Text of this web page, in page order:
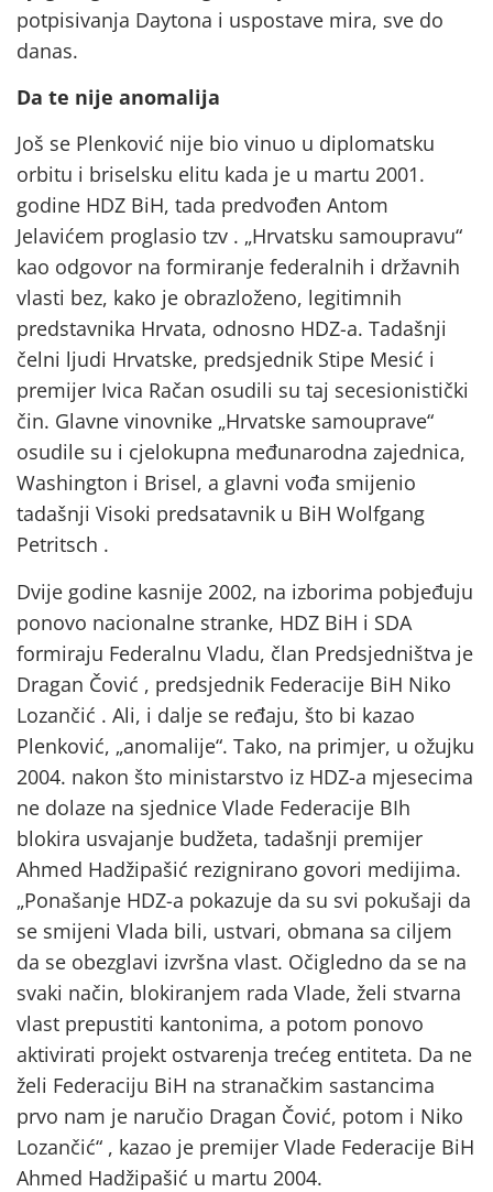
potpisivanja Daytona i uspostave mira, sve do
danas.
Da te nije anomalija
Još se Plenković nije bio vinuo u diplomatsku
orbitu i briselsku elitu kada je u martu 2001.
godine HDZ BiH, tada predvođen Antom
Jelavićem proglasio tzv . „Hrvatsku samoupravu“
kao odgovor na formiranje federalnih i državnih
vlasti bez, kako je obrazloženo, legitimnih
predstavnika Hrvata, odnosno HDZ-a. Tadašnji
čelni ljudi Hrvatske, predsjednik Stipe Mesić i
premijer Ivica Račan osudili su taj secesionistički
čin. Glavne vinovnike „Hrvatske samouprave“
osudile su i cjelokupna međunarodna zajednica,
Washington i Brisel, a glavni vođa smijenio
tadašnji Visoki predsatavnik u BiH Wolfgang
Petritsch .
Dvije godine kasnije 2002, na izborima pobjeđuju
ponovo nacionalne stranke, HDZ BiH i SDA
formiraju Federalnu Vladu, član Predsjedništva je
Dragan Čović , predsjednik Federacije BiH Niko
Lozančić . Ali, i dalje se ređaju, što bi kazao
Plenković, „anomalije“. Tako, na primjer, u ožujku
2004. nakon što ministarstvo iz HDZ-a mjesecima
ne dolaze na sjednice Vlade Federacije BIh
blokira usvajanje budžeta, tadašnji premijer
Ahmed Hadžipašić rezignirano govori medijima.
„Ponašanje HDZ-a pokazuje da su svi pokušaji da
se smijeni Vlada bili, ustvari, obmana sa ciljem
da se obezglavi izvršna vlast. Očigledno da se na
svaki način, blokiranjem rada Vlade, želi stvarna
vlast prepustiti kantonima, a potom ponovo
aktivirati projekt ostvarenja trećeg entiteta. Da ne
želi Federaciju BiH na stranačkim sastancima
prvo nam je naručio Dragan Čović, potom i Niko
Lozančić“ , kazao je premijer Vlade Federacije BiH
Ahmed Hadžipašić u martu 2004.